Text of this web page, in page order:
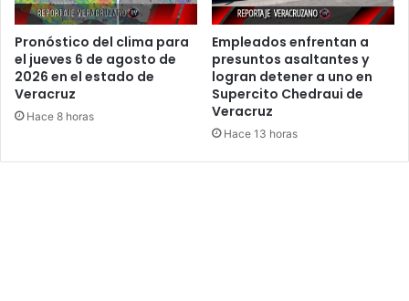
Pronóstico del clima para
el jueves 6 de agosto de
2026 en el estado de
Veracruz
Hace 8 horas
Empleados enfrentan a
presuntos asaltantes y
logran detener a uno en
Supercito Chedraui de
Veracruz
Hace 13 horas